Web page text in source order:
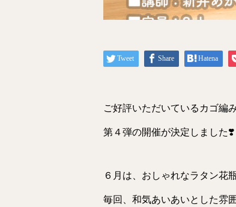
Tweet Share Hatena
ご好評いただいているカゴ編み
第４弾の開催が決定しました❣️
６月は、おしゃれなラタン花
毎回、和気あいあいとした雰